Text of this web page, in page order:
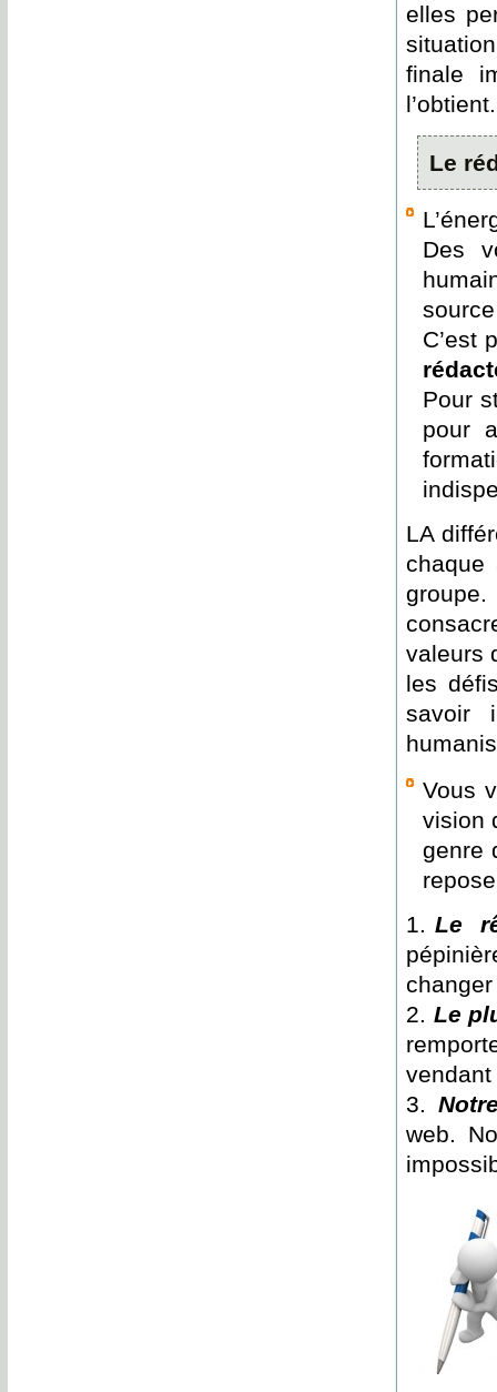
elles
finale
l’obtient.
Le
Des
C’est
Pour
pour
LA
chaque
valeurs
les
savoir
Vous
vision
genre
Le
Le
web.